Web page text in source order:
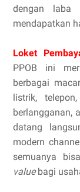
dengan laba
mendapatkan
Loket
PPOB ini
berbagai
listrik,
berlangganan,
datang
modern
semuanya
valuebagi